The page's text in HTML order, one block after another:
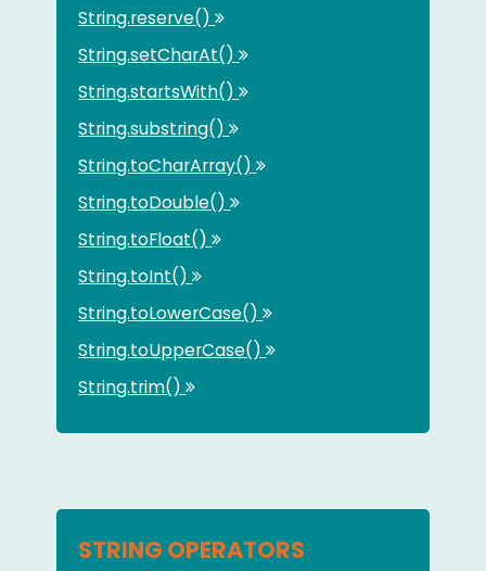
String.reserve()
String.setCharAt()
String.startsWith()
String.substring()
String.toCharArray()
String.toDouble()
String.toFloat()
String.toInt()
String.toLowerCase()
String.toUpperCase()
String.trim()
STRING OPERATORS